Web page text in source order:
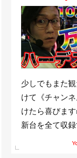
って頂
して頂
目標は
↓日
また
頂け